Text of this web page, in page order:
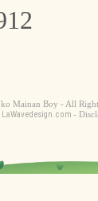
Mainan Boy - All Right
LaWavedesign.com -